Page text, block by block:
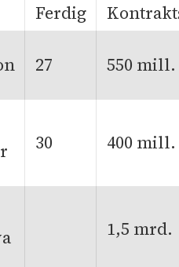
Ferdig
27 550 mill.
30 400 mill.
1,5 mrd.